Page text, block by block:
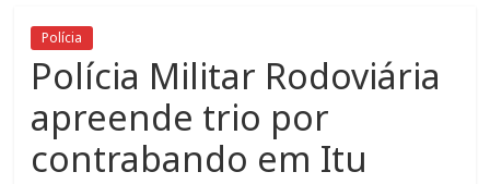
Polícia
Polícia Militar Rodoviária
apreende trio por
contrabando em Itu